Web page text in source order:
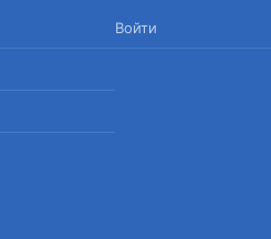
Войти